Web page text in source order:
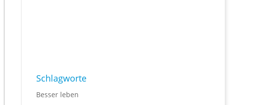
Schlagworte
Besser leben